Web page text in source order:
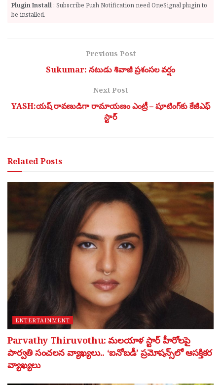
Plugin Install : Subscribe Push Notification need OneSignal plugin to
be installed.
Previous Post
Sukumar: నటుడు శివాజీ ప్రశంసల వర్షం
Next Post
YASH:యష్ రావణుడిగా రామాయణం ఎంట్రీ – షూటింగ్‌కు కేజీఎఫ్
స్టార్
RelatedPosts
ENTERTAINMENT
Parvathy Thiruvothu: మలయాళ స్టార్ హీరోలపై
పార్వతి సంచలన వ్యాఖ్యలు.. ‘ఐనోబడీ’ ప్రమోషన్స్‌లో ఆసక్తికర
వ్యాఖ్యలు